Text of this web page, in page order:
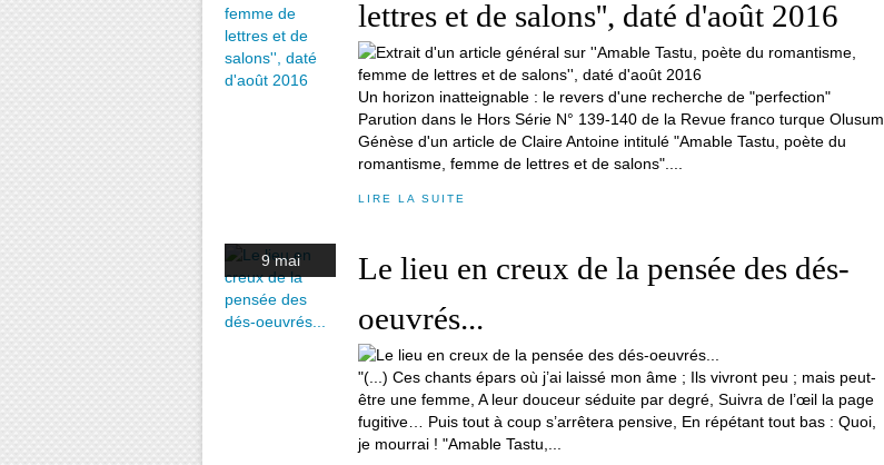
lettres et de salons'', daté d'août 2016
Un horizon inatteignable : le revers d'une recherche de "perfection"
Parution dans le Hors Série N° 139-140 de la Revue franco turque Olusum
Génèse d'un article de Claire Antoine intitulé "Amable Tastu, poète du
romantisme, femme de lettres et de salons"....
LIRE LA SUITE
9 mai
Le lieu en creux de la pensée des dés-
oeuvrés...
"(...) Ces chants épars où j’ai laissé mon âme ; Ils vivront peu ; mais peut-
être une femme, A leur douceur séduite par degré, Suivra de l’œil la page
fugitive… Puis tout à coup s’arrêtera pensive, En répétant tout bas : Quoi,
je mourrai ! "Amable Tastu,...